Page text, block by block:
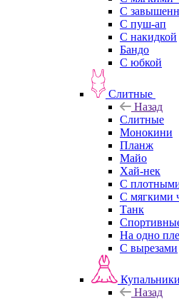
С
С пуш-ап
С накидкой
Бандо
С юбкой
Слитные
Назад
Слитные
Монокини
Планж
Майо
Хай-нек
С
С мягкими
Танк
На одно
С вырезами
Назад